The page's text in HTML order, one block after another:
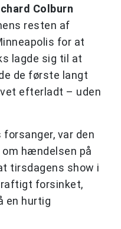
Colburn
resten af
for at
lagde sig til at
de første langt
efterladt – uden
forsanger, var den
hændelsen på
tirsdagens show i
forsinket,
en hurtig